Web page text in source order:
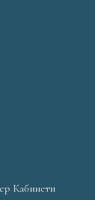
Кабинети